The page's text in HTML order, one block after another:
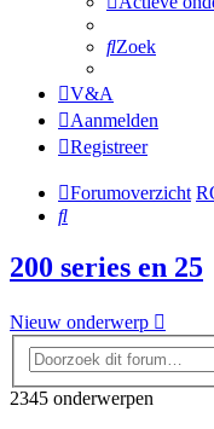
Zoek
V&A
Aanmelden
Registreer
Forumoverzicht
Zoek
200 series en 25
Nieuw onderwerp
2345 onderwerpen